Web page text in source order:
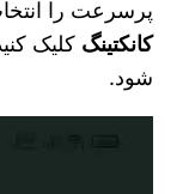
پرسرعت را
کانکتینگ کلیک
شود.